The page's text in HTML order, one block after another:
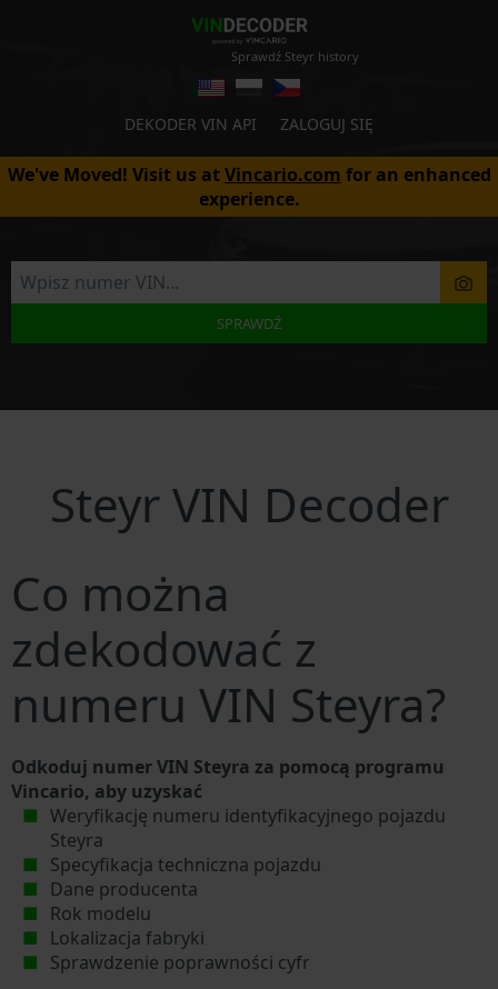
Sprawdź Steyr history
DEKODER VIN API ZALOGUJ SIĘ
We've Moved! Visit us atVincario.com for an enhanced
experience.
SPRAWDŹ
Steyr VIN Decoder
Co można
zdekodować z
numeru VIN Steyra?
Odkoduj numer VIN Steyra za pomocą programu
Vincario, aby uzyskać
Weryfikację numeru identyfikacyjnego pojazdu
Steyra
Specyfikacja techniczna pojazdu
Dane producenta
Rok modelu
Lokalizacja fabryki
Sprawdzenie poprawności cyfr